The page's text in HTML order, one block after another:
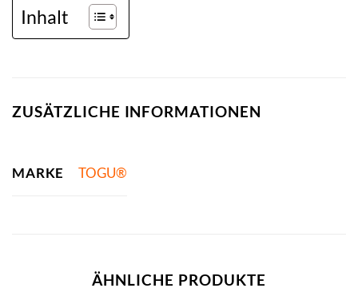
Inhalt
ZUSÄTZLICHE INFORMATIONEN
MARKE TOGU®
ÄHNLICHE PRODUKTE